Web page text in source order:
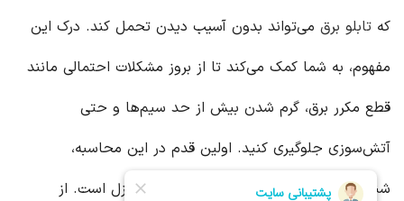
که تابلو برق می‌تواند بدون آسیب دیدن تحمل کند. درک این
مفهوم، به شما کمک می‌کند تا از بروز مشکلات احتمالی مانند
قطع مکرر برق، گرم شدن بیش از حد سیم‌ها و حتی
آتش‌سوزی جلوگیری کنید. اولین قدم در این محاسبه،
شناسایی و فهرست‌نویسی کلیه لوازم برقی منزل است. از